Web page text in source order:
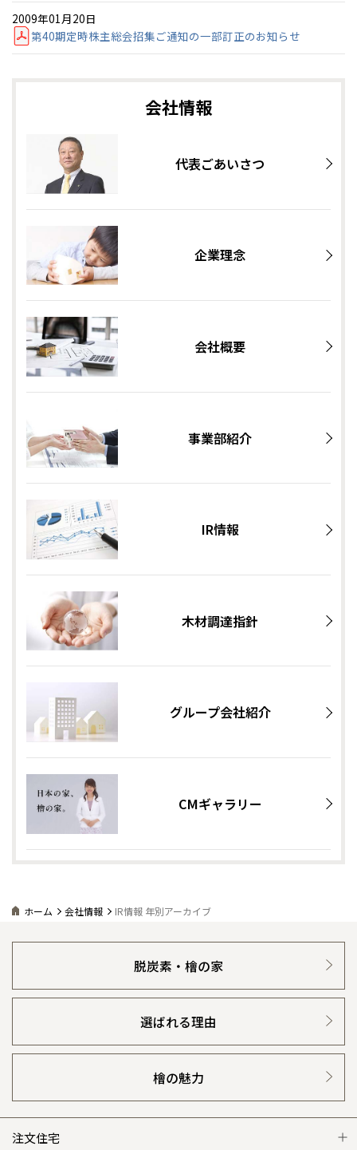
2009年01月20日
第40期定時株主総会招集ご通知の一部訂正のお知らせ
会社情報
代表ごあいさつ
企業理念
会社概要
事業部紹介
IR情報
木材調達指針
グループ会社紹介
CMギャラリー
ホーム 会社情報 IR情報 年別アーカイブ
脱炭素・檜の家
選ばれる理由
檜の魅力
注文住宅